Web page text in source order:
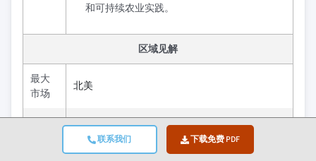
联系我们 下载免费 PDF
和可持续农业实践。
区域见解
最大
市场
北美
增长
亚太地区